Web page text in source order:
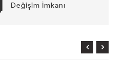
Değişim İmkanı